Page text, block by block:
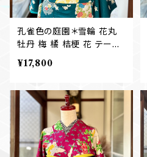
孔雀色の庭園＊雪輪 花丸
牡丹 梅 橘 桔梗 花 テール
グリーン ピーコックグリー
ン アンティーク小紋着物 B
¥17,800